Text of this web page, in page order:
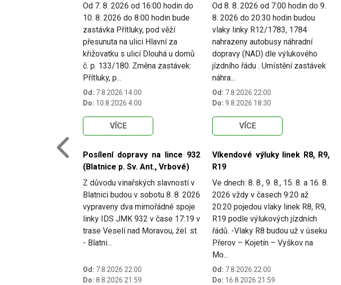
Od 7. 8. 2026 od 16:00 hodin do
10. 8. 2026 do 8:00 hodin bude
zastávka Přítluky, pod věží
přesunuta na ulici Hlavní za
křižovatku s ulicí Dlouhá u domů
č. p. 133/180. Změna zastávek:
Přítluky, p...
Od: 7.8.2026 14:00
Do: 10.8.2026 4:00
VÍCE
Od 8. 8. 2026 od 7:00 hodin do 9.
8. 2026 do 20:30 hodin budou
vlaky linky R12/1783, 1784
nahrazeny autobusy náhradní
dopravy (NAD) dle výlukového
jízdního řádu . Umístění zastávek
náhra...
Od: 7.8.2026 22:00
Do: 9.8.2026 18:30
VÍCE
Posílení dopravy na lince 932
(Blatnice p. Sv. Ant., Vrbové)
Z důvodu vinařských slavností v
Blatnici budou v sobotu 8. 8. 2026
vypraveny dva mimořádné spoje
linky IDS JMK 932 v čase 17:19 v
trase Veselí nad Moravou, žel. st.
- Blatni...
Od: 7.8.2026 22:00
Do: 8.8.2026 21:59
Víkendové výluky linek R8, R9,
R19
Ve dnech: 8. 8., 9. 8., 15. 8. a 16. 8.
2026 vždy v časech 9:20 až
20:20 pojedou vlaky linek R8, R9,
R19 podle výlukových jízdních
řádů. -Vlaky R8 budou už v úseku
Přerov – Kojetín – Vyškov na
Mo...
Od: 7.8.2026 22:00
Do: 16.8.2026 21:59
Previous